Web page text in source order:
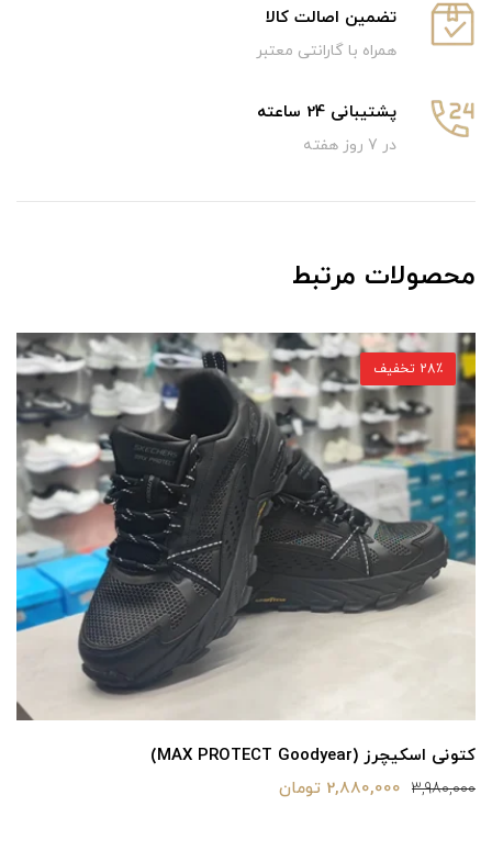
تضمین اصالت کالا
همراه با گارانتی معتبر
پشتیبانی 24 ساعته
در 7 روز هفته
محصولات مرتبط
کتونی اسکیچرز (MAX PROTECT Goodyear)
3,980,000 2,880,000 تومان
28٪ تخفیف